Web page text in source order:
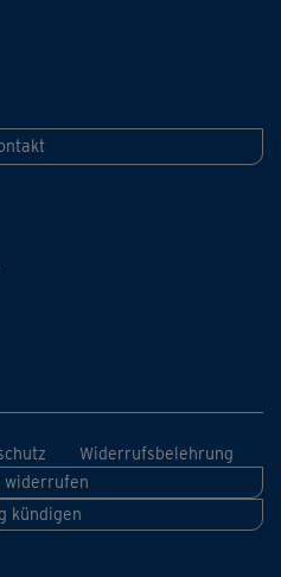
Widerrufsbelehrung
widerrufen
kündigen